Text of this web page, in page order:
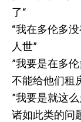
了“
“我在多伦多
人世”
”我要是在多
不能给他们租
”我要是就这
诸如此类的问